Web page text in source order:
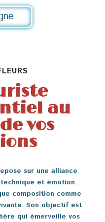
au
vos
sur une alliance
et émotion.
composition comme
Son objectif est
qui émerveille vos